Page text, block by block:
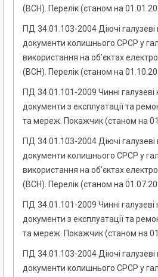
(ВСН). Перелік (станом на
ГІД 34.01.103-2004 Діючі
документи колишнього СРСР у
використання на об’єктах
(ВСН). Перелік (станом на
ГІД 34.01.101-2009 Чинні галузеві
документи з експлуатації та
та мереж. Покажчик (станом на
ГІД 34.01.103-2004 Діючі
документи колишнього СРСР у
використання на об’єктах
(ВСН). Перелік (станом на
ГІД 34.01.101-2009 Чинні галузеві
документи з експлуатації та
та мереж. Покажчик (станом на
ГІД 34.01.103-2004 Діючі
документи колишнього СРСР у